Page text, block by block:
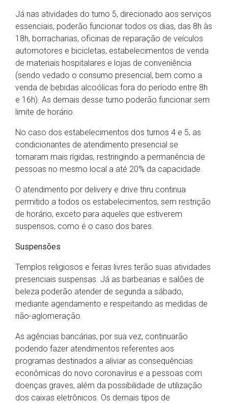
Já nas atividades do turno 5, direcionado aos serviços
essenciais, poderão funcionar todos os dias, das 8h às
18h, borracharias, oficinas de reparação de veículos
automotores e bicicletas, estabelecimentos de venda
de materiais hospitalares e lojas de conveniência
(sendo vedado o consumo presencial, bem como a
venda de bebidas alcoólicas fora do período entre 8h
e 16h). As demais desse turno poderão funcionar sem
limite de horário.
No caso dos estabelecimentos dos turnos 4 e 5, as
condicionantes de atendimento presencial se
tornaram mais rígidas, restringindo a permanência de
pessoas no mesmo local a até 20% da capacidade.
O atendimento por delivery e drive thru continua
permitido a todos os estabelecimentos, sem restrição
de horário, exceto para aqueles que estiverem
suspensos, como é o caso dos bares.
Suspensões
Templos religiosos e feiras livres terão suas atividades
presenciais suspensas. Já as barbearias e salões de
beleza poderão atender de segunda a sábado,
mediante agendamento e respeitando as medidas de
não-aglomeração.
As agências bancárias, por sua vez, continuarão
podendo fazer atendimentos referentes aos
programas destinados a aliviar as consequências
econômicas do novo coronavírus e a pessoas com
doenças graves, além da possibilidade de utilização
dos caixas eletrônicos. Os demais tipos de